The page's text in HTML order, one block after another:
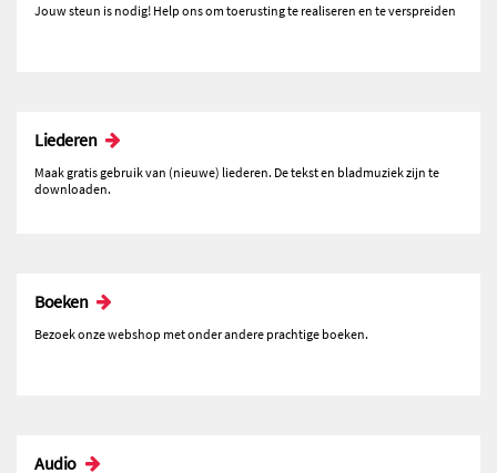
Jouw steun is nodig! Help ons om toerusting te realiseren en te verspreiden
Liederen
Maak gratis gebruik van (nieuwe) liederen. De tekst en bladmuziek zijn te
downloaden.
Boeken
Bezoek onze webshop met onder andere prachtige boeken.
Audio